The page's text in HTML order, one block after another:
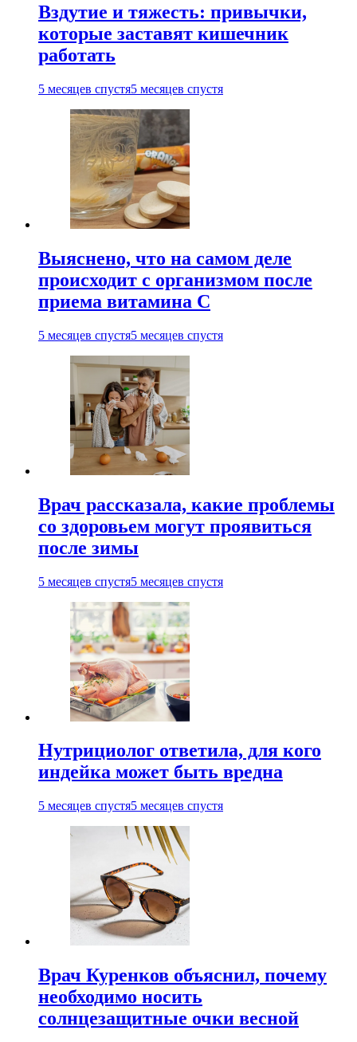
Вздутие и тяжесть: привычки,
которые заставят кишечник
работать
5 месяцев спустя5 месяцев спустя
Выяснено, что на самом деле
происходит с организмом после
приема витамина С
5 месяцев спустя5 месяцев спустя
Врач рассказала, какие проблемы
со здоровьем могут проявиться
после зимы
5 месяцев спустя5 месяцев спустя
Нутрициолог ответила, для кого
индейка может быть вредна
5 месяцев спустя5 месяцев спустя
Врач Куренков объяснил, почему
необходимо носить
солнцезащитные очки весной